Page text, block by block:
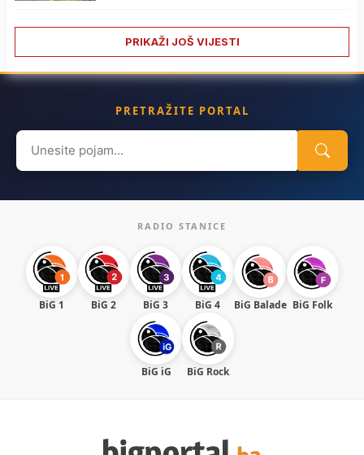
PRIKAŽI JOŠ VIJESTI
PRETRAŽITE PORTAL
Search
for:
RADIO STANICE
BiG 1 BiG 2 BiG 3 BiG 4 BiG Balade BiG Folk
BiG iG BiG Rock